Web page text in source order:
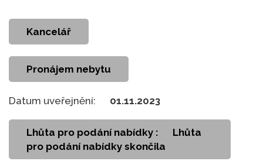
kancelář
Pronájem nebytu
Datum uveřejnění: 01.11.2023
Lhůta pro podání nabídky :
Lhůta
pro podání nabídky skončila